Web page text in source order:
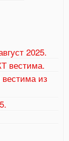
2025.
вестима.
из